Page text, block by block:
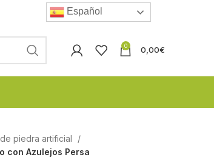
Español
0 0,00€
piedra artificial
con Azulejos Persa